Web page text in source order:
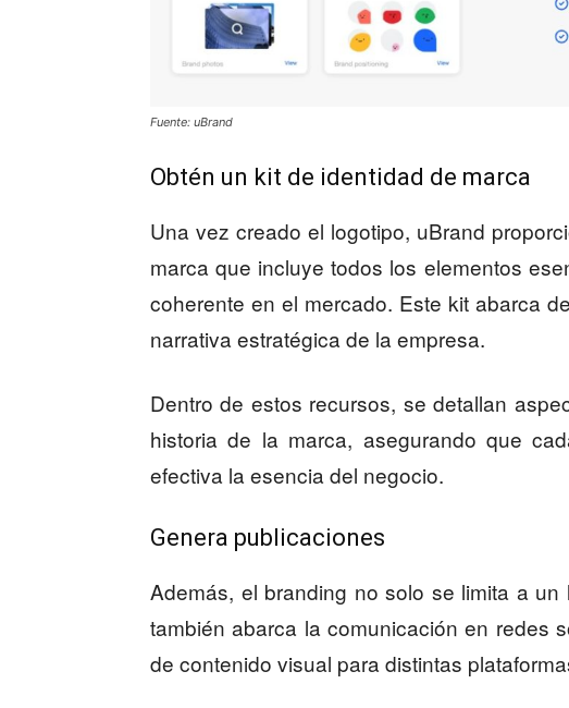
Fuente: uBrand
Obtén un kit de identidad de marca
Una vez creado el logotipo, uBrand
marca que incluye todos los elementos
coherente en el mercado. Este kit abarca
narrativa estratégica de la empresa.
Dentro de estos recursos, se detallan
historia de la marca, asegurando que
efectiva la esencia del negocio.
Genera publicaciones
Además, el branding no solo se limita a
también abarca la comunicación en redes
de contenido visual para distintas